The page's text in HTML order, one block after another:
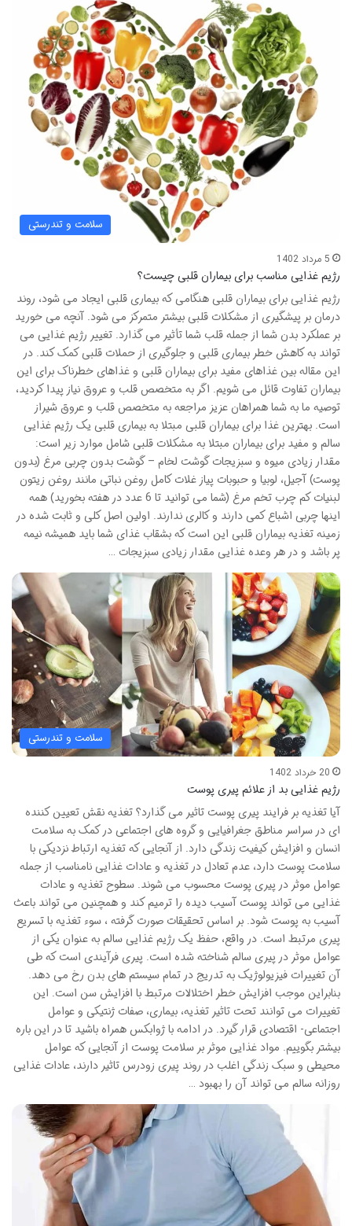
سلامت و تندرستی
5 مرداد 1402
رژیم غذایی مناسب برای بیماران قلبی چیست؟
رژیم غذایی برای بیماران قلبی هنگامی که بیماری قلبی ایجاد می شود، روند
درمان بر پیشگیری از مشکلات قلبی بیشتر متمرکز می شود. آنچه می خورید
بر عملکرد بدن شما از جمله قلب شما تأثیر می گذارد. تغییر رژیم غذایی می
تواند به کاهش خطر بیماری قلبی و جلوگیری از حملات قلبی کمک کند. در
این مقاله بین غذاهای مفید برای بیماران قلبی و غذاهای خطرناک برای این
بیماران تفاوت قائل می شویم. اگر به متخصص قلب و عروق نیاز پیدا کردید،
توصیه ما به شما همراهان عزیز مراجعه به متخصص قلب و عروق شیراز
است. بهترین غذا برای بیماران قلبی مبتلا به بیماری قلبی یک رژیم غذایی
سالم و مفید برای بیماران مبتلا به مشکلات قلبی شامل موارد زیر است:
مقدار زیادی میوه و سبزیجات گوشت لخام – گوشت بدون چربی مرغ (بدون
پوست) آجیل، لوبیا و حبوبات پیاز غلات کامل روغن نباتی مانند روغن زیتون
لبنیات کم چرب تخم مرغ (شما می توانید تا 6 عدد در هفته بخورید) همه
اینها چربی اشباع کمی دارند و کالری ندارند. اولین اصل کلی و ثابت شده در
زمینه تغذیه بیماران قلبی این است که بشقاب غذای شما باید همیشه نیمه
پر باشد و در هر وعده غذایی مقدار زیادی سبزیجات …
سلامت و تندرستی
20 خرداد 1402
رژیم غذایی بد از علائم پیری پوست
آیا تغذیه بر فرایند پیری پوست تاثیر می گذارد؟ تغذیه نقش تعیین کننده
ای در سراسر مناطق جغرافیایی و گروه های اجتماعی در کمک به سلامت
انسان و افزایش کیفیت زندگی دارد. از آنجایی که تغذیه ارتباط نزدیکی با
سلامت پوست دارد، عدم تعادل در تغذیه و عادات غذایی نامناسب از جمله
عوامل موثر در پیری پوست محسوب می شوند. سطوح تغذیه و عادات
غذایی می تواند پوست آسیب دیده را ترمیم کند و همچنین می تواند باعث
آسیب به پوست شود. بر اساس تحقیقات صورت گرفته ، سوء تغذیه با تسریع
پیری مرتبط است. در واقع، حفظ یک رژیم غذایی سالم به عنوان یکی از
عوامل موثر در پیری سالم شناخته شده است. پیری فرآیندی است که طی
آن تغییرات فیزیولوژیک به تدریج در تمام سیستم های بدن رخ می دهد.
بنابراین موجب افزایش خطر اختلالات مرتبط با افزایش سن است. این
تغییرات می توانند تحت تاثیر تغذیه، بیماری، صفات ژنتیکی و عوامل
اجتماعی- اقتصادی قرار گیرد. در ادامه با ژوابکس همراه باشید تا در این باره
بیشتر بگوییم. مواد غذایی موثر بر سلامت پوست از آنجایی که عوامل
محیطی و سبک زندگی اغلب در روند پیری زودرس تاثیر دارند، عادات غذایی
روزانه سالم می تواند آن را بهبود …